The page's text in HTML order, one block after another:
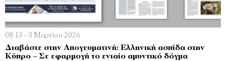
08:15 - 3 Μαρτίου 2026
Διαβάστε στην Απογευματινή: Ελληνική ασπίδα στην
Κύπρο – Σε εφαρμογή το ενιαίο αμυντικό δόγμα